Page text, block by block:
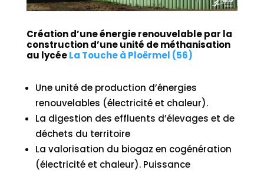
Création d’une énergie renouvelable par la
construction d’une unité de méthanisation
au lycéeLa Touche à Ploërmel (56)
Une unité de production d’énergies
renouvelables (électricité et chaleur).
La digestion des effluents d’élevages et de
déchets du territoire
La valorisation du biogaz en cogénération
(électricité et chaleur). Puissance